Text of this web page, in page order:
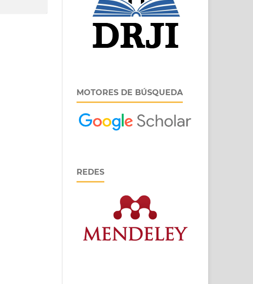
MOTORES DE BÚSQUEDA
REDES